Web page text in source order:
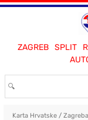
ZAGREB SPLIT
Karta Hrvatske/